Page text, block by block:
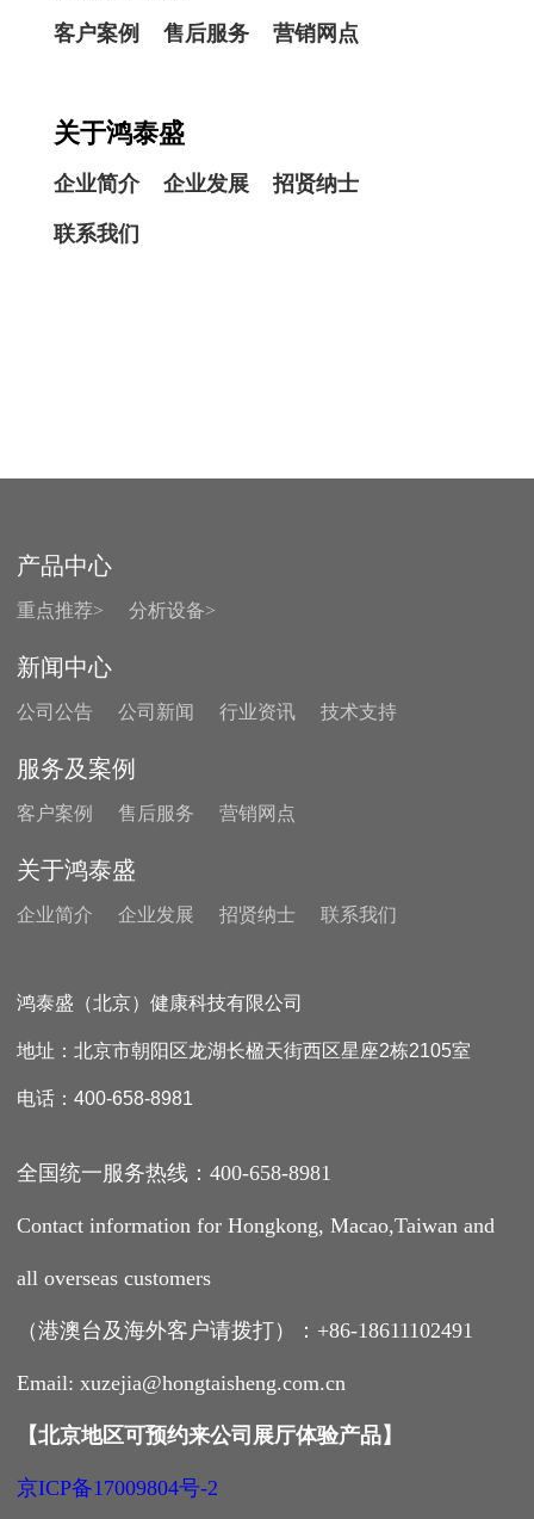
客户案例 售后服务 营销网点
关于鸿泰盛
企业简介 企业发展 招贤纳士
联系我们
产品中心
重点推荐> 分析设备>
新闻中心
公司公告 公司新闻 行业资讯 技术支持
服务及案例
客户案例 售后服务 营销网点
关于鸿泰盛
企业简介 企业发展 招贤纳士 联系我们
鸿泰盛（北京）健康科技有限公司
地址：北京市朝阳区龙湖长楹天街西区星座2栋2105室
电话：400-658-8981
全国统一服务热线：400-658-8981
Contact information for Hongkong, Macao,Taiwan and
all overseas customers
（港澳台及海外客户请拨打）：+86-18611102491
Email: xuzejia@hongtaisheng.com.cn
【北京地区可预约来公司展厅体验产品】
京ICP备17009804号-2